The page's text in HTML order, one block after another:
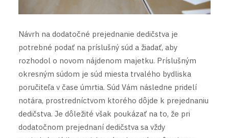
Návrh na dodatočné prejednanie dedičstva je
potrebné podať na príslušný súd a žiadať, aby
rozhodol o novom nájdenom majetku. Príslušným
okresným súdom je súd miesta trvalého bydliska
poručiteľa v čase úmrtia. Súd Vám následne pridelí
notára, prostredníctvom ktorého dôjde k prejednaniu
dedičstva. Je dôležité však poukázať na to, že pri
dodatočnom prejednaní dedičstva sa vždy